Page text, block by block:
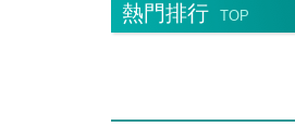
熱門排行 TOP